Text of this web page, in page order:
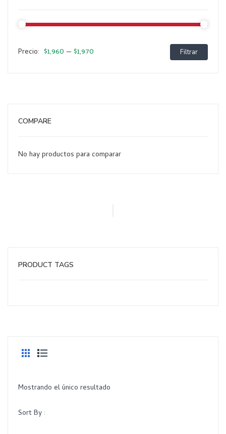
Filtrar
Precio: $1,960 —$1,970
COMPARE
No hay productos para comparar
PRODUCT TAGS
Mostrando el único resultado
Sort By :